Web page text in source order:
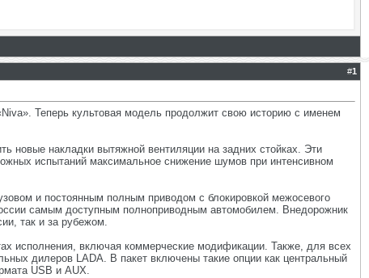
#1
Теперь культовая модель продолжит свою историю с именем
новые накладки вытяжной вентиляции на задних стойках. Эти
испытаний максимальное снижение шумов при интенсивном
и постоянным полным приводом с блокировкой межосевого
самым доступным полноприводным автомобилем. Внедорожник
так и за рубежом.
исполнения, включая коммерческие модификации. Также, для всех
дилеров LADA. В пакет включены такие опции как центральный
USB и AUX.